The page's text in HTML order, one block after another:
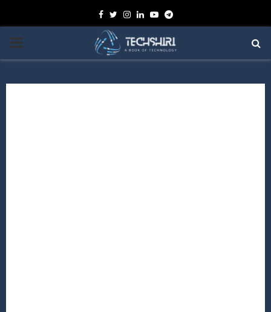
Facebook
TwitterInstagram
Linkedin
YoutubeTelegram
PRIMARY